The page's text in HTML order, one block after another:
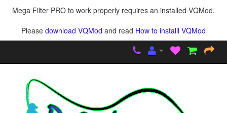
Mega Filter PRO to work properly requires an installed VQMod.
Please download VQMod and read How to installl VQMod